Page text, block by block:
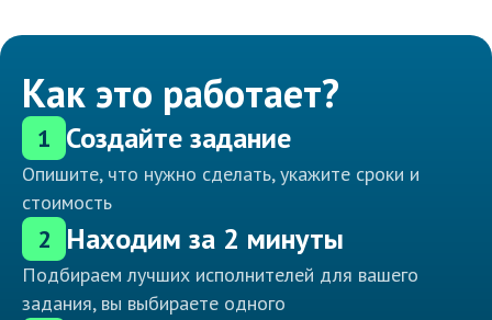
Как это работает?
1 Создайте задание
Опишите, что нужно сделать, укажите сроки и
стоимость
2 Находим за 2 минуты
Подбираем лучших исполнителей для вашего
задания, вы выбираете одного